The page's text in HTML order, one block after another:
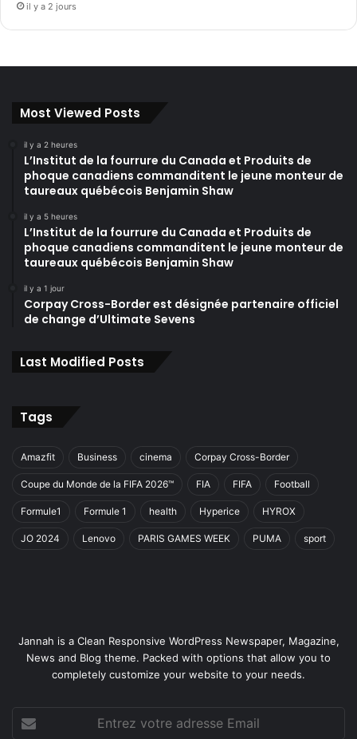
il y a 2 jours
Most Viewed Posts
il y a 2 heures
L’Institut de la fourrure du Canada et Produits de
phoque canadiens commanditent le jeune monteur de
taureaux québécois Benjamin Shaw
il y a 5 heures
L’Institut de la fourrure du Canada et Produits de
phoque canadiens commanditent le jeune monteur de
taureaux québécois Benjamin Shaw
il y a 1 jour
Corpay Cross-Border est désignée partenaire officiel
de change d’Ultimate Sevens
Last Modified Posts
Tags
Amazfit Business cinema Corpay Cross-Border
Coupe du Monde de la FIFA 2026™ FIA FIFA Football
Formule1 Formule 1 health Hyperice HYROX
JO 2024 Lenovo PARIS GAMES WEEK PUMA sport
Jannah is a Clean Responsive WordPress Newspaper, Magazine,
News and Blog theme. Packed with options that allow you to
completely customize your website to your needs.
votre